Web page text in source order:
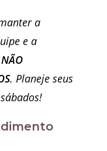
a
e a
NÃO
. Planeje seus